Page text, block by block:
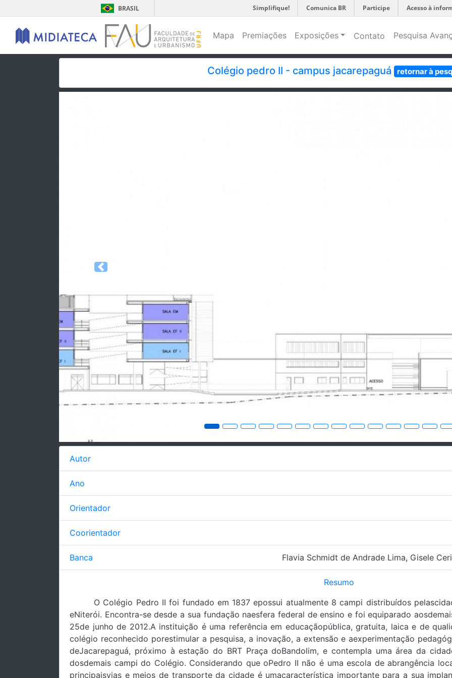
BRASIL Simplifique! Comunica BR Participe Acesso à
Mapa Premiações Exposições Contato Pesquisa
Colégio pedro II - campus jacarepaguá retornar à
Previous
Autor
Ano
Orientador
Coorientador
Banca Flavia Schmidt de Andrade Lima, Gisele
Resumo
O Colégio Pedro II foi fundado em 1837 epossui atualmente 8 campi distribuídos
eNiterói. Encontra-se desde a sua fundação naesfera federal de ensino e foi equiparado
25de junho de 2012.A instituição é uma referência em educaçãopública, gratuita, laica e de
colégio reconhecido porestimular a pesquisa, a inovação, a extensão e aexperimentação
deJacarepaguá, próximo à estação do BRT Praça doBandolim, e contempla uma área da
dosdemais campi do Colégio. Considerando que oPedro II não é uma escola de abrangência
principaisvias e meios de transporte da cidade é umacaracterística importante para a sua